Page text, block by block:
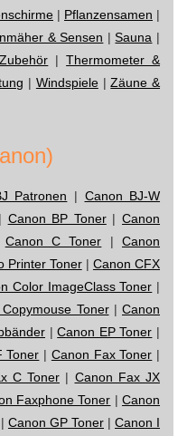
| Pflanzensamen |
& Sensen |Sauna |
|Thermometer &
| Windspiele|Zäune &
Patronen | Canon BJ-W
| Canon BP Toner|Canon
Canon C Toner |Canon
Printer Toner| Canon CFX
Color ImageClass Toner |
Toner| Canon
|Canon EP Toner |
Toner | Canon Fax Toner |
C Toner | Canon Fax JX
Faxphone Toner |Canon
| Canon GP Toner | Canon I